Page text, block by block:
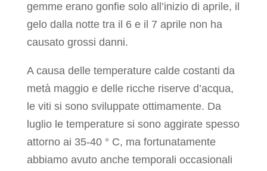
gemme erano gonfie solo all’inizio di aprile, il
gelo dalla notte tra il 6 e il 7 aprile non ha
causato grossi danni.
A causa delle temperature calde costanti da
metà maggio e delle ricche riserve d’acqua,
le viti si sono sviluppate ottimamente. Da
luglio le temperature si sono aggirate spesso
attorno ai 35-40 ° C, ma fortunatamente
abbiamo avuto anche temporali occasionali